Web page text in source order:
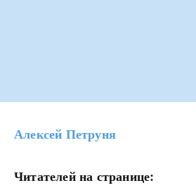
Алексей Петруня
Читателей на странице: